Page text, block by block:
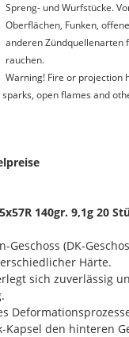
Spreng- und Wurfstücke.
Oberflächen, Funken,
anderen Zündquellenarten
rauchen.
Warning! Fire or projection
open flames and
140gr. 9,1g 20
Geschoss (DK-
Härte.
sich zuverlässig
Kapsel den hinteren